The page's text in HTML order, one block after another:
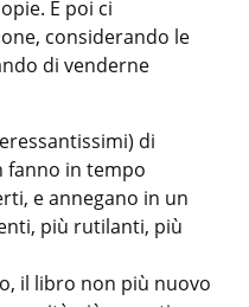
E poi ci
considerando le
di venderne
di
fanno in tempo
e annegano in un
più rutilanti, più
il libro non più nuovo